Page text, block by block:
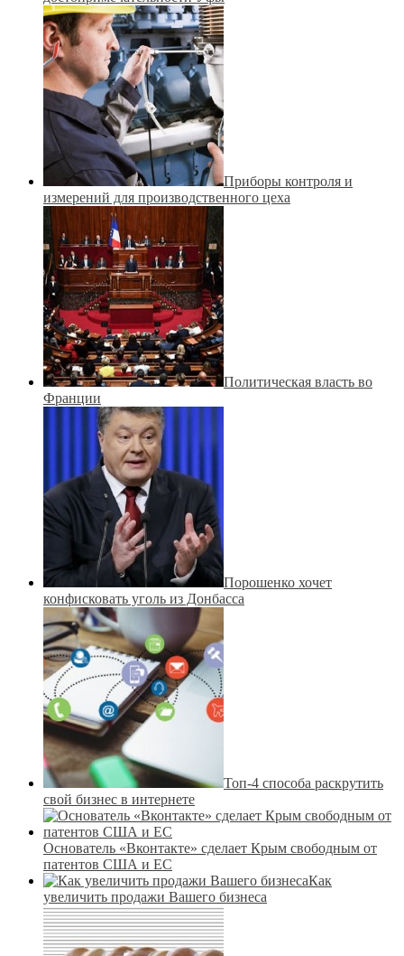
Приборы контроля и
измерений для производственного цеха
Политическая власть во
Франции
Порошенко хочет
конфисковать уголь из Донбасса
Топ-4 способа раскрутить
свой бизнес в интернете
Основатель «Вконтакте» сделает Крым свободным от
патентов США и ЕС
Как
увеличить продажи Вашего бизнеса